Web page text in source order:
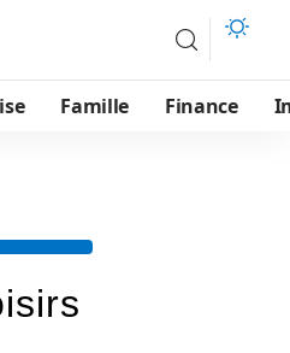
Famille Finance